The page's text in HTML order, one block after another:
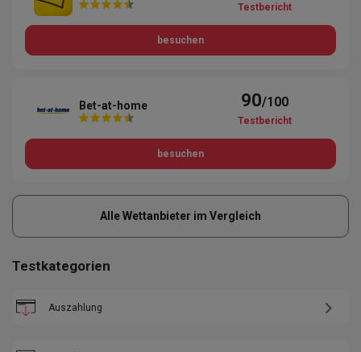
Testbericht
besuchen
Bet-at-home 90/100
Testbericht
besuchen
Alle Wettanbieter im Vergleich
Testkategorien
Auszahlung